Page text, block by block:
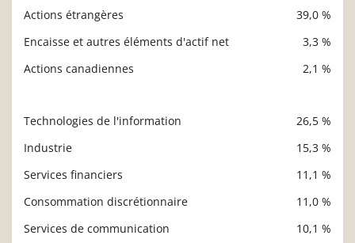
Actions étrangères
39,0 %
Encaisse et autres éléments d'actif net
3,3 %
Actions canadiennes
2,1 %
Technologies de l'information
26,5 %
Industrie
15,3 %
Services financiers
11,1 %
Consommation discrétionnaire
11,0 %
Services de communication
10,1 %